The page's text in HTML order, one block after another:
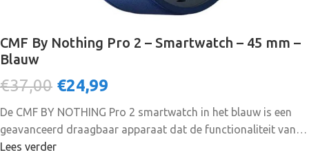
CMF By Nothing Pro 2 – Smartwatch – 45 mm –
Blauw
€37,00 €24,99
De CMF BY NOTHING Pro 2 smartwatch in het blauw is een
geavanceerd draagbaar apparaat dat de functionaliteit van
een fitnesstracker combineert met het gemak van een
Lees verder